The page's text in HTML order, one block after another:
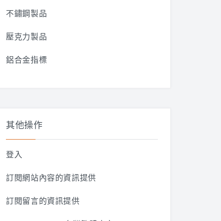
不鏽鋼製品
壓克力製品
鋁合金指標
其他操作
登入
訂閱網站內容的資訊提供
訂閱留言的資訊提供